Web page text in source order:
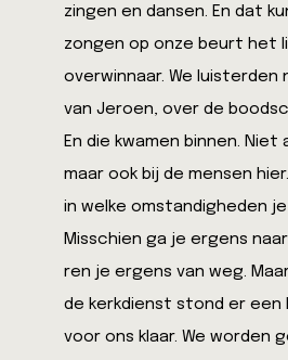
zingen en dansen. En dat
zongen op onze beurt het
overwinnaar. We luisterden
van Jeroen, over de
En die kwamen binnen. Niet
maar ook bij de mensen
in welke omstandigheden
Misschien ga je ergens
ren je ergens van weg.
de kerkdienst stond er een
voor ons klaar. We worden